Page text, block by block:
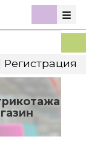
Регистрация